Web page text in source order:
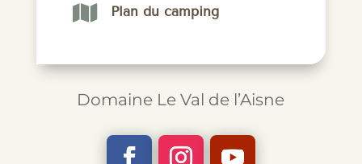
 Plan du camping
Domaine Le Val de l’Aisne